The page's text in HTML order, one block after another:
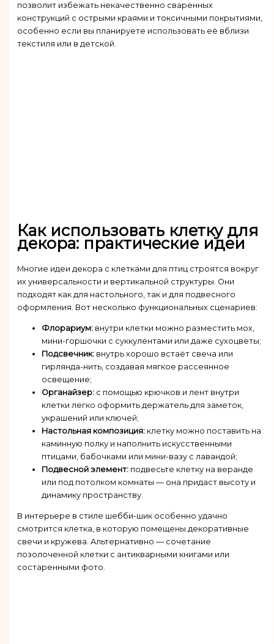
позволит избежать некачественно сваренных
конструкций с острыми краями и токсичными покрытиями,
особенно если вы планируете использовать её вблизи
текстиля или в детской.
Как использовать клетку для
декора: практические идеи
Многие идеи декора с клетками для птиц строятся вокруг
их универсальности и вертикальной структуры. Они
подходят как для настольного, так и для подвесного
оформления. Вот несколько функциональных сценариев:
Флорариум:внутри клетки можно разместить мох,
мини-горшочки с суккулентами или даже сухоцветы;
Подсвечник:внутрь хорошо встаёт свеча или
гирлянда-нить, создавая мягкое рассеянное
освещение;
Органайзер:с помощью крючков и лент внутри
клетки легко оформить держатель для заметок,
украшений или ключей;
Настольная композиция:клетку можно поставить на
каминную полку и наполнить искусственными
птицами, бабочками или мини-вазу с лавандой;
Подвесной элемент:подвесьте клетку на веранде
или под потолком комнаты — она придаст высоту и
динамику пространству.
В интерьере в стиле шебби-шик особенно удачно
смотрится клетка, в которую помещены декоративные
свечи и кружева. Альтернативно — сочетание
позолоченной клетки с антикварными книгами или
состаренными фото.